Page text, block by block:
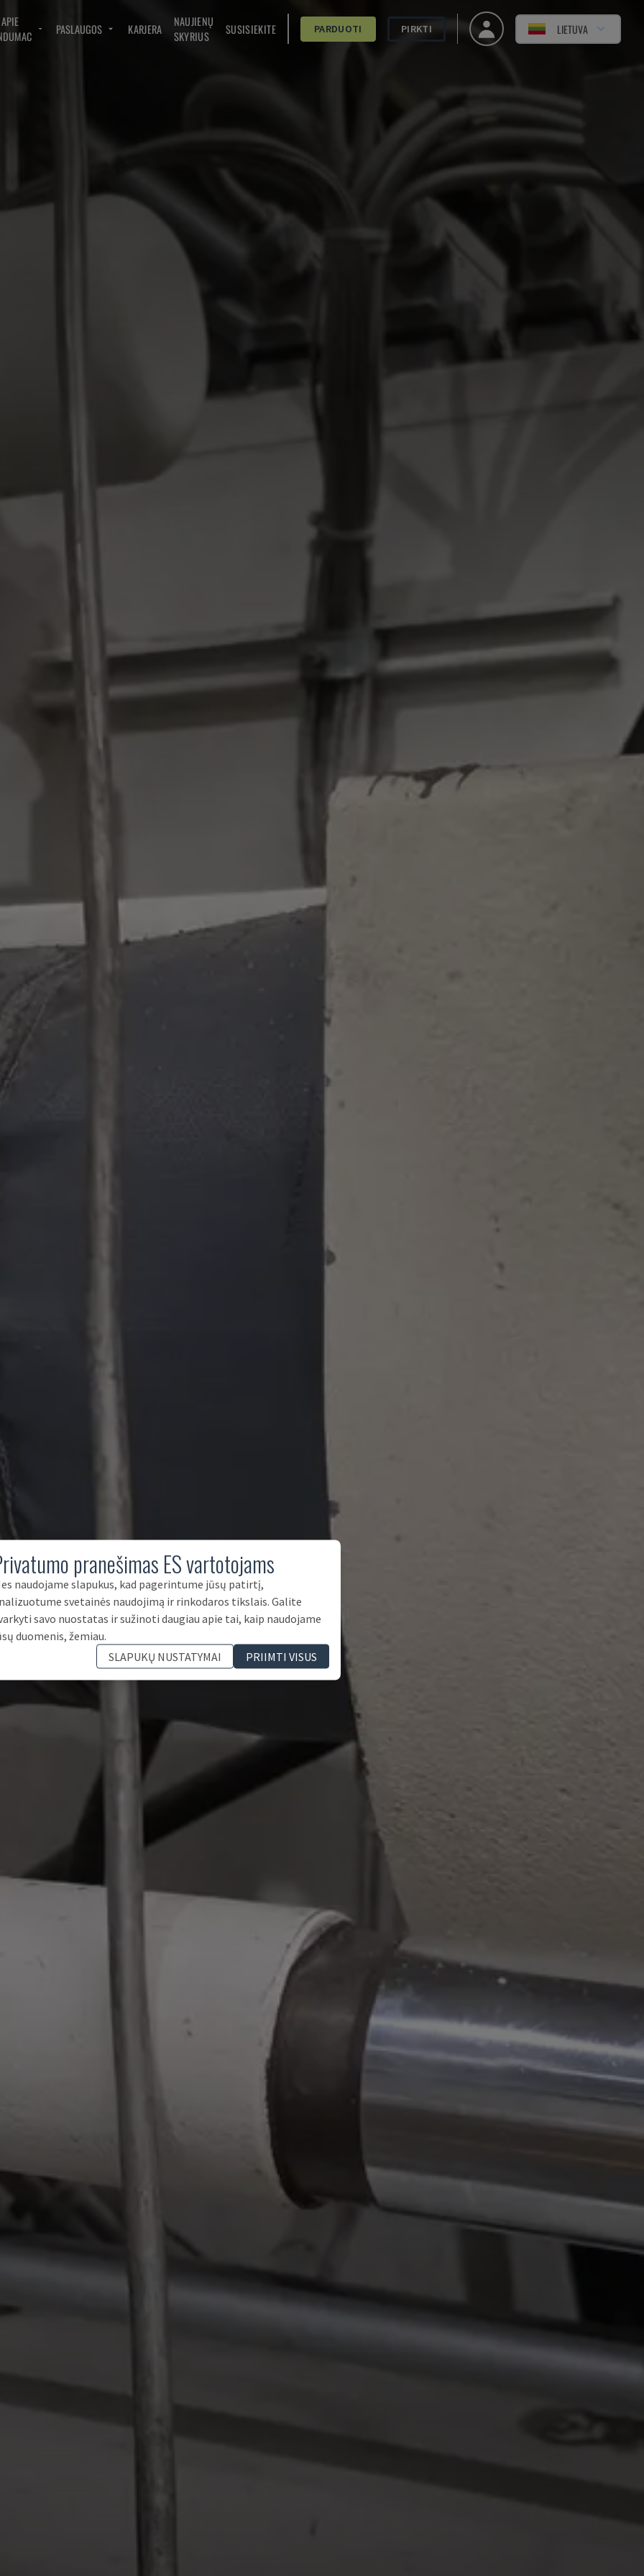
APIE
PASLAUGOS KARJERA
NAUJIENŲ
SKYRIUS
SUSISIEKITE PARDUOTI PIRKTI LIETUVA
pranešimas ES vartotojams
naudojame slapukus, kad pagerintume jūsų patirtį,
svetainės naudojimą ir rinkodaros tikslais. Galite
savo nuostatas ir sužinoti daugiau apie tai, kaip naudojame
duomenis, žemiau.
SLAPUKŲ NUSTATYMAI
PRIIMTI VISUS